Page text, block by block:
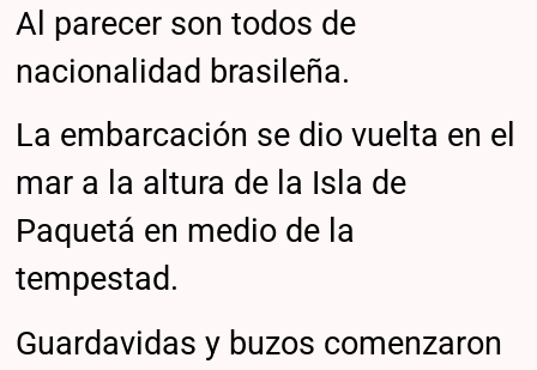
Al parecer son todos de
nacionalidad brasileña.
La embarcación se dio vuelta en el
mar a la altura de la Isla de
Paquetá en medio de la
tempestad.
Guardavidas y buzos comenzaron